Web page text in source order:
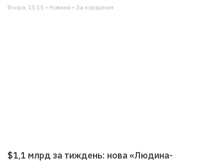
Вчора, 15:15 • Новини • За кордоном
$1,1 млрд за тиждень: нова «Людина-